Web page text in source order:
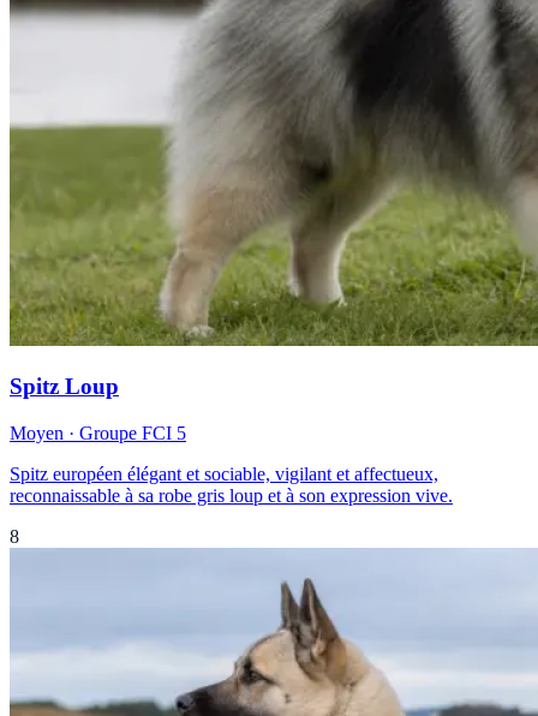
Spitz Loup
Moyen · Groupe FCI 5
Spitz européen élégant et sociable, vigilant et affectueux,
reconnaissable à sa robe gris loup et à son expression vive.
8